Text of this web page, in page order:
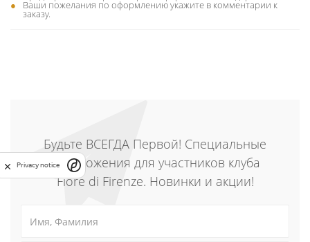
Ваши пожелания по оформлению укажите в комментарии к
заказу.
Будьте ВСЕГДА Первой! Специальные
предложения для участников клуба
Fiore di Firenze. Новинки и акции!
Privacy notice